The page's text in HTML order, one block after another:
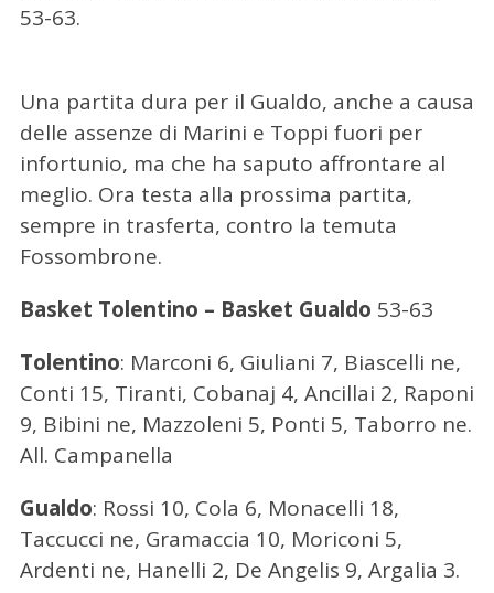
53-63.
Una partita dura per il Gualdo, anche a causa
delle assenze di Marini e Toppi fuori per
infortunio, ma che ha saputo affrontare al
meglio. Ora testa alla prossima partita,
sempre in trasferta, contro la temuta
Fossombrone.
Basket Tolentino – Basket Gualdo 53-63
Tolentino: Marconi 6, Giuliani 7, Biascelli ne,
Conti 15, Tiranti, Cobanaj 4, Ancillai 2, Raponi
9, Bibini ne, Mazzoleni 5, Ponti 5, Taborro ne.
All. Campanella
Gualdo: Rossi 10, Cola 6, Monacelli 18,
Taccucci ne, Gramaccia 10, Moriconi 5,
Ardenti ne, Hanelli 2, De Angelis 9, Argalia 3.
C
r
c
a
p